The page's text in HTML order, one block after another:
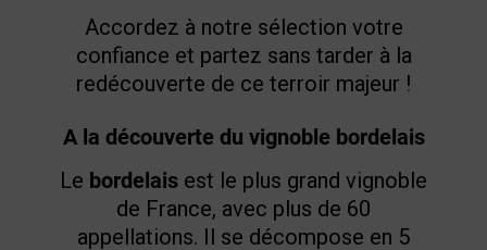
Accordez à notre sélection votre
confiance et partez sans tarder à la
redécouverte de ce terroir majeur !
A la découverte du vignoble bordelais
Le bordelais est le plus grand vignoble
de France, avec plus de 60
appellations. Il se décompose en 5